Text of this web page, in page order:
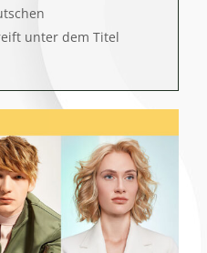
unter dem Titel